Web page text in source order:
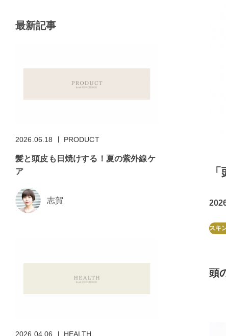
スキ
頭
最新記事
2026.06.18 PRODUCT
髪と頭皮も日焼けする！夏の紫外線ケ
ア
志賀
2026.04.06 HEALTH